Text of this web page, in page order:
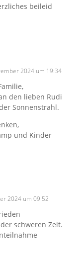
beileid
2024 um 19:34
den lieben Rudi
Sonnenstrahl.
und Kinder
2024 um 09:52
schweren Zeit.